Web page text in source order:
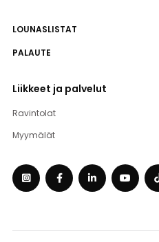
LOUNASLISTAT
PALAUTE
Liikkeet ja palvelut
Ravintolat
Myymälät